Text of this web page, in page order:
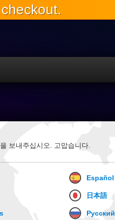
보내주십시오. 고맙습니다.
Español
日本語
Русский